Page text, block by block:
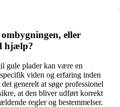
eller
hjælp?
gule plader kan være en
viden og erfaring inden
generelt at søge professionel
at den bliver udført korrekt
regler og bestemmelser.